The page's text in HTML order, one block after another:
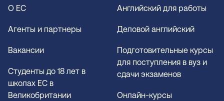
О EC
Агенты и партнеры
Вакансии
Студенты до 18 лет в
школах EC в
Великобритании
Английский для работы
Деловой английский
Подготовительные курсы
для поступления в вуз и
сдачи экзаменов
Онлайн-курсы